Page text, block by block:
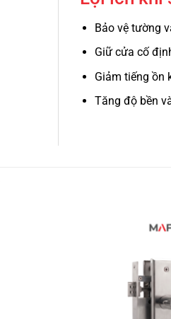
Bảo vệ tường
Giữ cửa cố
Giảm tiếng ồn
Tăng độ bền